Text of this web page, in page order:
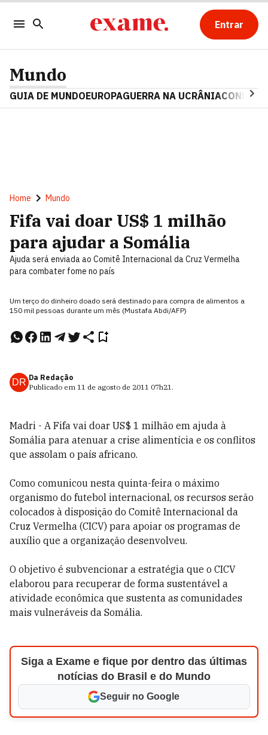
Entrar
Mundo
GUIA DE MUNDOEUROPAGUERRA NA UCRÂNIA
Home Mundo
Fifa vai doar US$ 1 milhão
para ajudar a Somália
Ajuda será enviada ao Comitê Internacional da Cruz Vermelha
para combater fome no país
Um terço do dinheiro doado será destinado para compra de alimentos a
150 mil pessoas durante um mês (Mustafa Abdi/AFP)
DR Da Redação
Publicado em 11 de agosto de 2011 07h21.
Madri - A Fifa vai doar US$ 1 milhão em ajuda à
Somália para atenuar a crise alimentícia e os conflitos
que assolam o país africano.
Como comunicou nesta quinta-feira o máximo
organismo do futebol internacional, os recursos serão
colocados à disposição do Comitê Internacional da
Cruz Vermelha (CICV) para apoiar os programas de
auxílio que a organização desenvolveu.
O objetivo é subvencionar a estratégia que o CICV
elaborou para recuperar de forma sustentável a
atividade econômica que sustenta as comunidades
mais vulneráveis da Somália.
Siga a Exame e fique por dentro das últimas
notícias do Brasil e do Mundo
Seguir no Google